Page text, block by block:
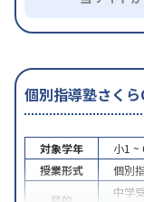
個別指導塾さく
対象学年 小1 ~
授業形式
個別
中学